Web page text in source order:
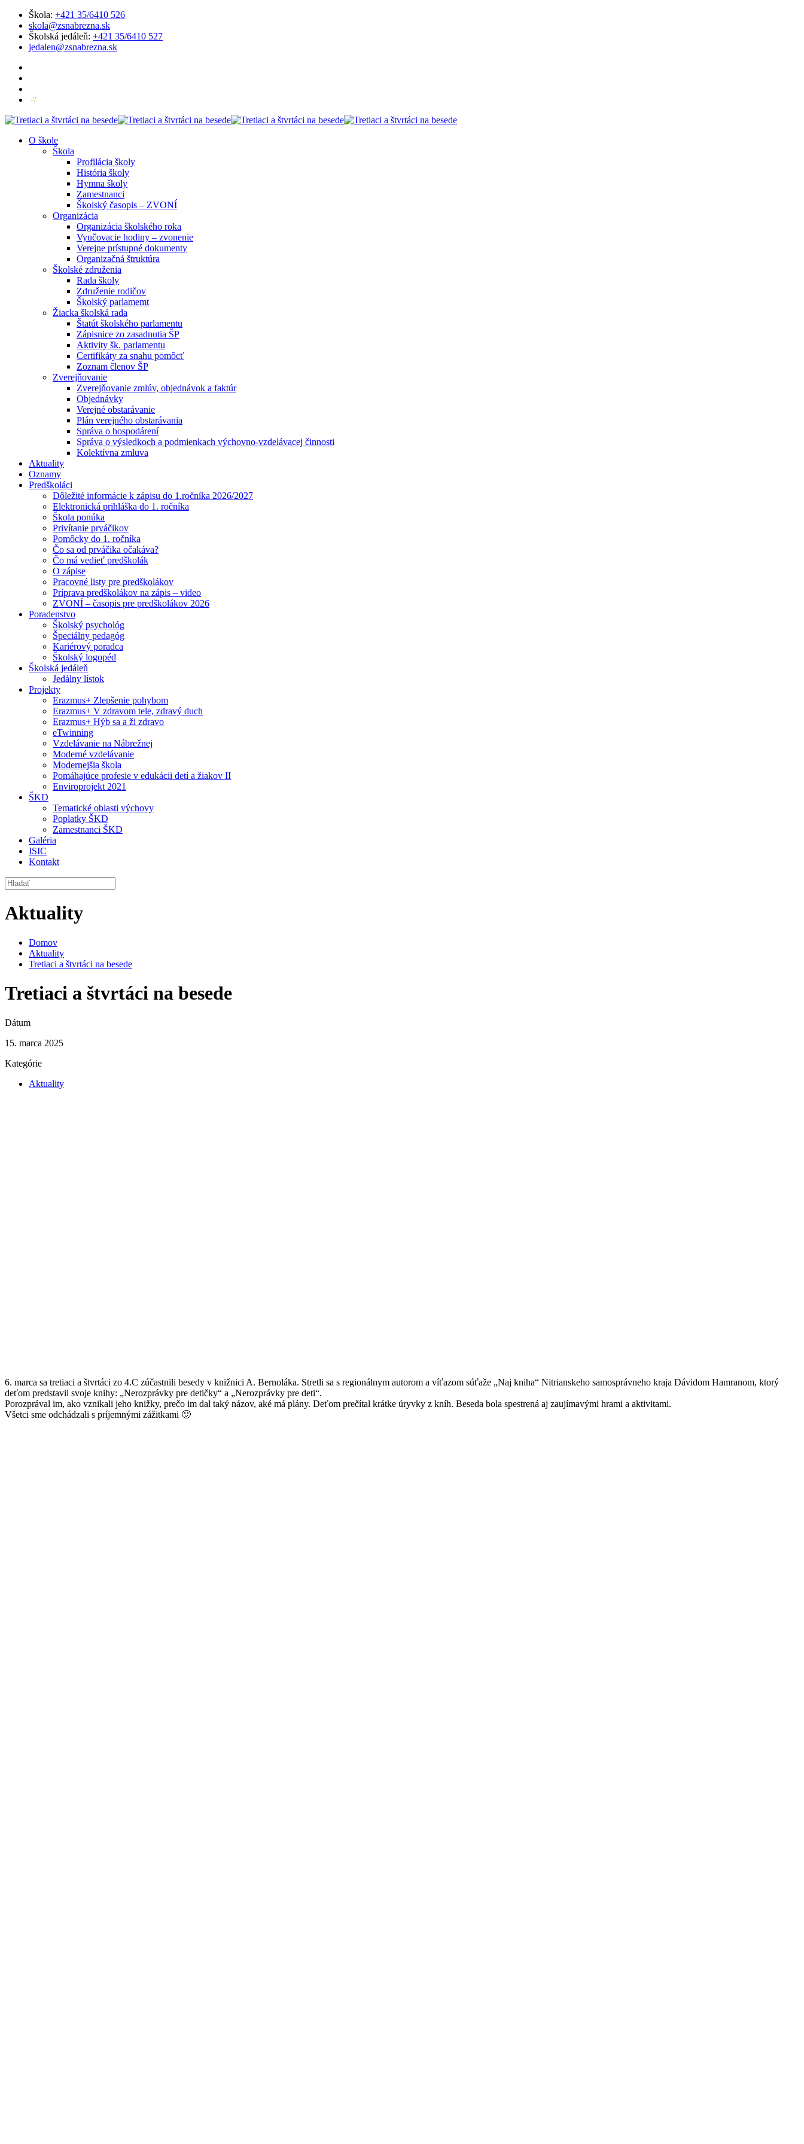
Škola: +421 35/6410 526
skola@zsnabrezna.sk
Školská jedáleň: +421 35/6410 527
jedalen@zsnabrezna.sk
O škole
Škola
Profilácia školy
História školy
Hymna školy
Zamestnanci
Školský časopis – ZVONÍ
Organizácia
Organizácia školského roka
Vyučovacie hodiny – zvonenie
Verejne prístupné dokumenty
Organizačná štruktúra
Školské združenia
Rada školy
Združenie rodičov
Školský parlamemt
Žiacka školská rada
Štatút školského parlamentu
Zápisnice zo zasadnutia ŠP
Aktivity šk. parlamentu
Certifikáty za snahu pomôcť
Zoznam členov ŠP
Zverejňovanie
Zverejňovanie zmlúv, objednávok a faktúr
Objednávky
Verejné obstarávanie
Plán verejného obstarávania
Správa o hospodárení
Správa o výsledkoch a podmienkach výchovno-vzdelávacej činnosti
Kolektívna zmluva
Aktuality
Oznamy
Predškoláci
Dôležité informácie k zápisu do 1.ročníka 2026/2027
Elektronická prihláška do 1. ročníka
Škola ponúka
Privítanie prváčikov
Pomôcky do 1. ročníka
Čo sa od prváčika očakáva?
Čo má vedieť predškolák
O zápise
Pracovné listy pre predškolákov
Príprava predškolákov na zápis – video
ZVONÍ – časopis pre predškolákov 2026
Poradenstvo
Školský psychológ
Špeciálny pedagóg
Kariérový poradca
Školský logopéd
Školská jedáleň
Jedálny lístok
Projekty
Erazmus+ Zlepšenie pohybom
Erazmus+ V zdravom tele, zdravý duch
Erazmus+ Hýb sa a ži zdravo
eTwinning
Vzdelávanie na Nábrežnej
Moderné vzdelávanie
Modernejšia škola
Pomáhajúce profesie v edukácii detí a žiakov II
Enviroprojekt 2021
ŠKD
Tematické oblasti výchovy
Poplatky ŠKD
Zamestnanci ŠKD
Galéria
ISIC
Kontakt
Aktuality
Domov
Aktuality
Tretiaci a štvrtáci na besede
Tretiaci a štvrtáci na besede
Dátum
15. marca 2025
Kategórie
Aktuality
6. marca sa tretiaci a štvrtáci zo 4.C zúčastnili besedy v knižnici A. Bernoláka. Stretli sa s regionálnym autorom a víťazom súťaže „Naj kniha“ Nitrianskeho samosprávneho kraja Dávidom Hamranom, ktorý
deťom predstavil svoje knihy: „Nerozprávky pre detičky“ a „Nerozprávky pre deti“.
Porozprával im, ako vznikali jeho knižky, prečo im dal taký názov, aké má plány. Deťom prečítal krátke úryvky z kníh. Beseda bola spestrená aj zaujímavými hrami a aktivitami.
Všetci sme odchádzali s príjemnými zážitkami 🙂